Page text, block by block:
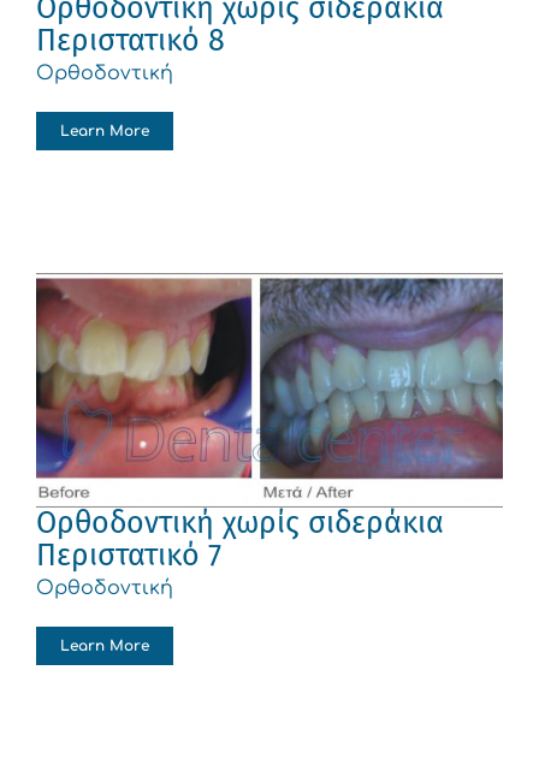
Ορθοδοντική χωρίς σιδεράκια
Περιστατικό 8
Ορθοδοντική
Learn More
Ορθοδοντική χωρίς σιδεράκια
Περιστατικό 7
Ορθοδοντική
Learn More